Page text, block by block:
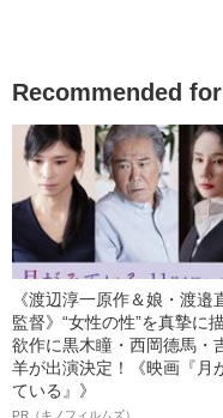
Recommended
《渡辺淳一原作＆娘・渡邉
監督》“女性の性”を真摯に
欲作に黒木瞳・西岡德馬・
羊が出演決定！《映画『月
ている』》